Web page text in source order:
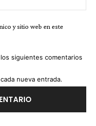
y sitio web en este
siguientes comentarios
nueva entrada.